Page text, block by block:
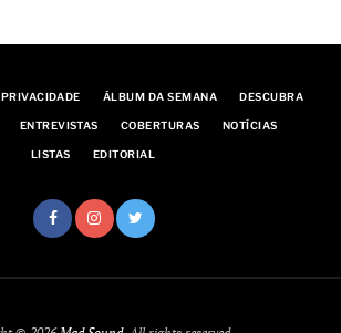
ÁLBUM DA SEMANA DESCUBRA
ENTREVISTAS COBERTURAS NOTÍCIAS
LISTAS EDITORIAL